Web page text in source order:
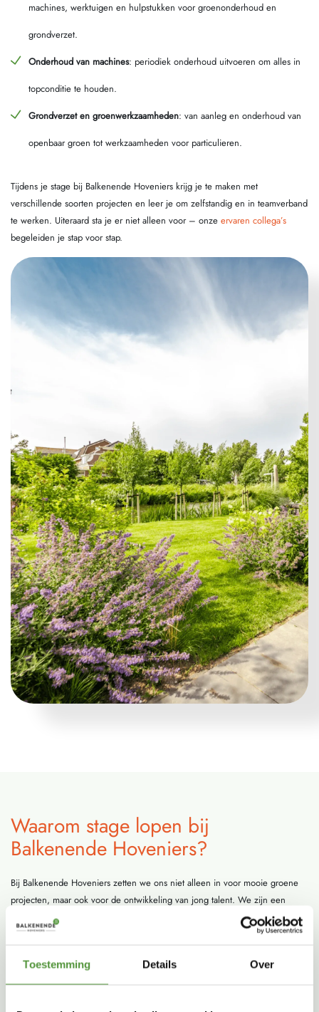
Toestemming Details Over
machines, werktuigen en hulpstukken voor groenonderhoud en
grondverzet.
Onderhoud van machines: periodiek onderhoud uitvoeren om alles in
topconditie te houden.
Grondverzet en groenwerkzaamheden: van aanleg en onderhoud van
openbaar groen tot werkzaamheden voor particulieren.
Tijdens je stage bij Balkenende Hoveniers krijg je te maken met
verschillende soorten projecten en leer je om zelfstandig en in teamverband
te werken. Uiteraard sta je er niet alleen voor – onze ervaren collega’s
begeleiden je stap voor stap.
Waarom stage lopen bij
Balkenende Hoveniers?
Bij Balkenende Hoveniers zetten we ons niet alleen in voor mooie groene
projecten, maar ook voor de ontwikkeling van jong talent. We zijn een
Erkend Leerbedrijf met het